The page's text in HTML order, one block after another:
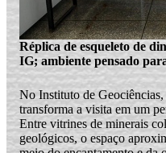
Réplica de esqueleto de
IG; ambiente pensado
No Instituto de
transforma a visita em um
Entre vitrines de minerais
geológicos, o espaço